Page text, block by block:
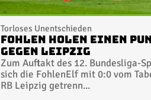
Torloses Unentschieden
Fohlen holen einen
gegen Leipzig
Zum Auftakt des 12. Bundesliga-
sich die FohlenElf mit 0:0 vom
RB Leipzig getrenn...